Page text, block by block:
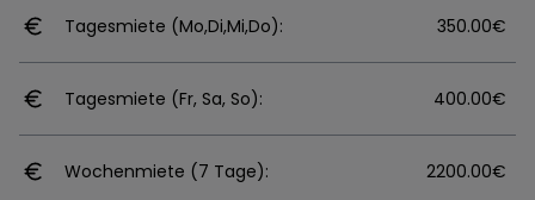
Tagesmiete (Mo,Di,Mi,Do): 350.00€
Tagesmiete (Fr, Sa, So): 400.00€
Wochenmiete (7 Tage): 2200.00€